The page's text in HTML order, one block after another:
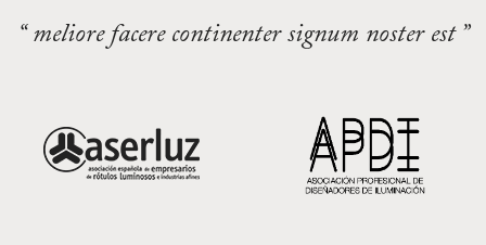
“ meliore facere continenter signum noster est ”